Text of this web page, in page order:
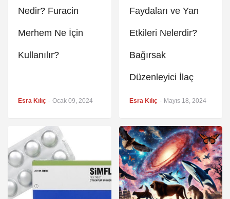
Nedir? Furacin
Merhem Ne İçin
Kullanılır?
Esra Kılıç - Ocak 09, 2024
Faydaları ve Yan
Etkileri Nelerdir?
Bağırsak
Düzenleyici İlaç
Esra Kılıç - Mayıs 18, 2024